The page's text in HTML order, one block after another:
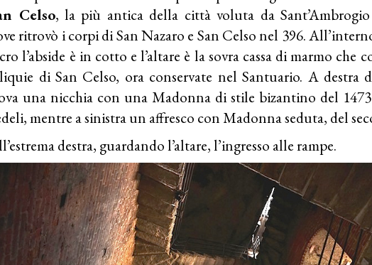
Celso, la più antica della città voluta da
ritrovò i corpi di San Nazaro e San Celso nel 396.
l’abside è in cotto e l’altare è la sovra cassa di marmo che
di San Celso, ora conservate nel Santuario. A destra
una nicchia con una Madonna di stile bizantino del
mentre a sinistra un affresco con Madonna seduta, del
destra, guardando l’altare, l’ingresso alle rampe.